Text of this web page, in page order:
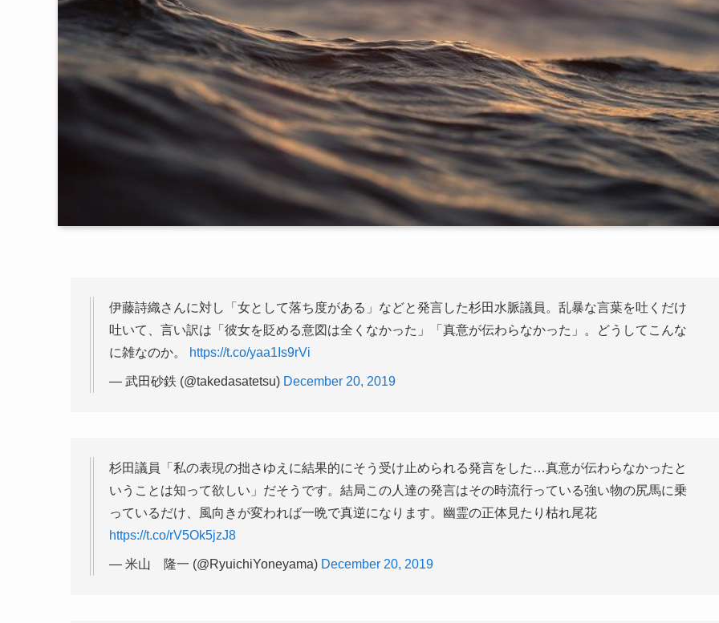
伊藤詩織さんに対し「女として落ち度がある」などと発言した杉田水脈議員。乱暴な言葉を吐くだけ
吐いて、言い訳は「彼女を貶める意図は全くなかった」「真意が伝わらなかった」。どうしてこんな
に雑なのか。
https://t.co/yaa1Is9rVi
— 武田砂鉄 (@takedasatetsu) December 20, 2019
杉田議員「私の表現の拙さゆえに結果的にそう受け止められる発言をした…真意が伝わらなかったと
いうことは知って欲しい」だそうです。結局この人達の発言はその時流行っている強い物の尻馬に乗
っているだけ、風向きが変われば一晩で真逆になります。幽霊の正体見たり枯れ尾花
https://t.co/rV5Ok5jzJ8
— 米山 隆一 (@RyuichiYoneyama) December 20, 2019